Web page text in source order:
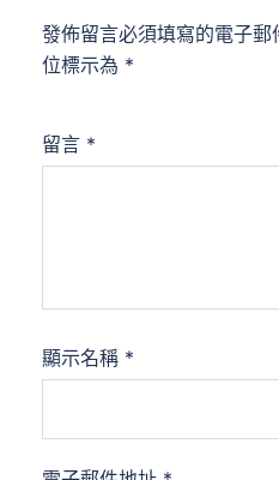
發佈留言必須填寫的電子郵
位標示為 *
留言 *
顯示名稱 *